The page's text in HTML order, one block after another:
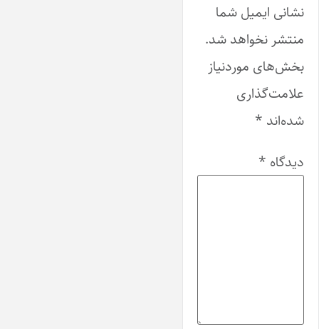
نشانی ایمیل شما
منتشر نخواهد شد.
بخش‌های موردنیاز
علامت‌گذاری
شده‌اند *
دیدگاه *